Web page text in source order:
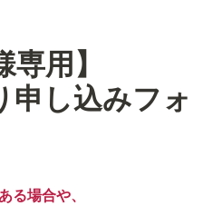
専用】
申し込みフォ
る場合や、